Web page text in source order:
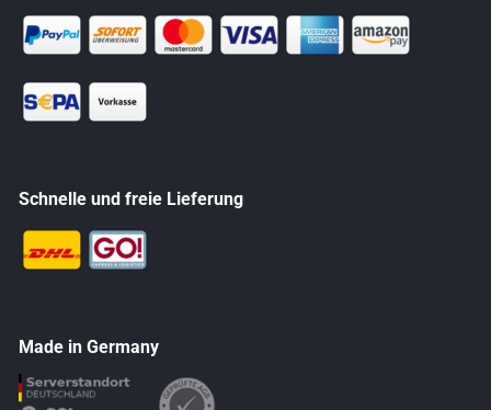
Schnelle und freie Lieferung
Made in Germany